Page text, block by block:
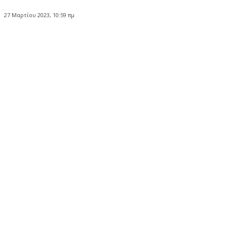
27 Μαρτίου 2023, 10:59 πμ